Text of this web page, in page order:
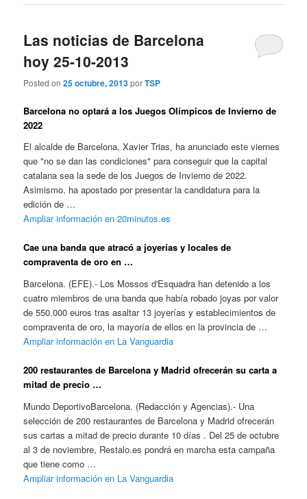
Las noticias de Barcelona
hoy 25-10-2013
Posted on25 octubre, 2013porTSP
Barcelona no optará a los Juegos Olímpicos de Invierno de
2022
El alcalde de Barcelona, Xavier Trias, ha anunciado este viernes
que "no se dan las condiciones" para conseguir que la capital
catalana sea la sede de los Juegos de Invierno de 2022.
Asimismo, ha apostado por presentar la candidatura para la
edición de …
Ampliar información en 20minutos.es
Cae una banda que atracó a joyerías y locales de
compraventa de oro en …
Barcelona. (EFE).- Los Mossos d'Esquadra han detenido a los
cuatro miembros de una banda que había robado joyas por valor
de 550.000 euros tras asaltar 13 joyerías y establecimientos de
compraventa de oro, la mayoría de ellos en la provincia de …
Ampliar información en La Vanguardia
200 restaurantes de Barcelona y Madrid ofrecerán su carta a
mitad de precio …
Mundo DeportivoBarcelona. (Redacción y Agencias).- Una
selección de 200 restaurantes de Barcelona y Madrid ofrecerán
sus cartas a mitad de precio durante 10 días . Del 25 de octubre
al 3 de noviembre, Restalo.es pondrá en marcha esta campaña
que tiene como …
Ampliar información en La Vanguardia